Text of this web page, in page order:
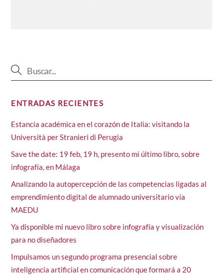
ENTRADAS RECIENTES
Estancia académica en el corazón de Italia: visitando la
Università per Stranieri di Perugia
Save the date: 19 feb, 19 h, presento mi último libro, sobre
infografía, en Málaga
Analizando la autopercepción de las competencias ligadas al
emprendimiento digital de alumnado universitario vía
MAEDU
Ya disponible mi nuevo libro sobre infografía y visualización
para no diseñadores
Impulsamos un segundo programa presencial sobre
inteligencia artificial en comunicación que formará a 20